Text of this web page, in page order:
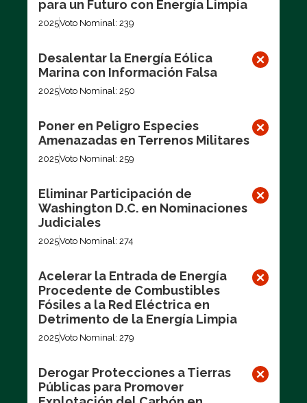
para un Futuro con Energía Limpia
2025Voto Nominal: 239
Desalentar la Energía Eólica
Marina con Información Falsa
2025Voto Nominal: 250
Poner en Peligro Especies
Amenazadas en Terrenos Militares
2025Voto Nominal: 259
Eliminar Participación de
Washington D.C. en Nominaciones
Judiciales
2025Voto Nominal: 274
Acelerar la Entrada de Energía
Procedente de Combustibles
Fósiles a la Red Eléctrica en
Detrimento de la Energía Limpia
2025Voto Nominal: 279
Derogar Protecciones a Tierras
Públicas para Promover